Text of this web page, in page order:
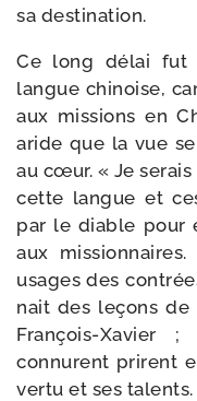
sa destination.
Ce long délai fut
langue chi­noise,
aux mis­sions en
aride que la vue
au cœur. « Je
cette langue et
par le diable pour
aux
usages des
nait des leçons
François-​
connurent prirent
ver­tu et ses talents.